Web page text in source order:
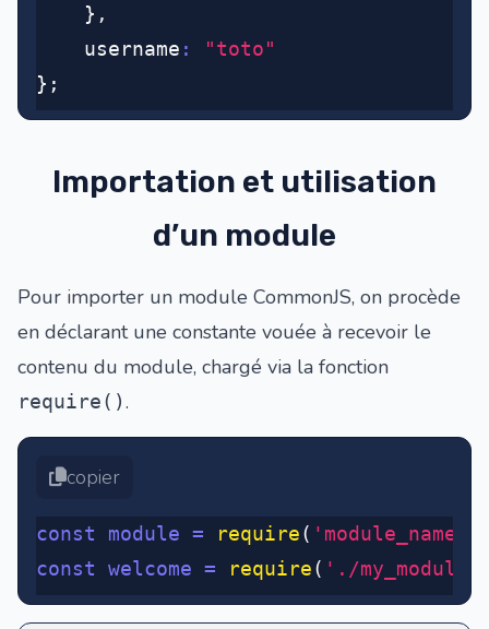
	}
,
	username
:
"toto"
};
Importation et utilisation
d’un module
Pour importer un module CommonJS, on procède
en déclarant une constante vouée à recevoir le
contenu du module, chargé via la fonction
require().
copier
const module = require( 'module_name'
const welcome = require( './